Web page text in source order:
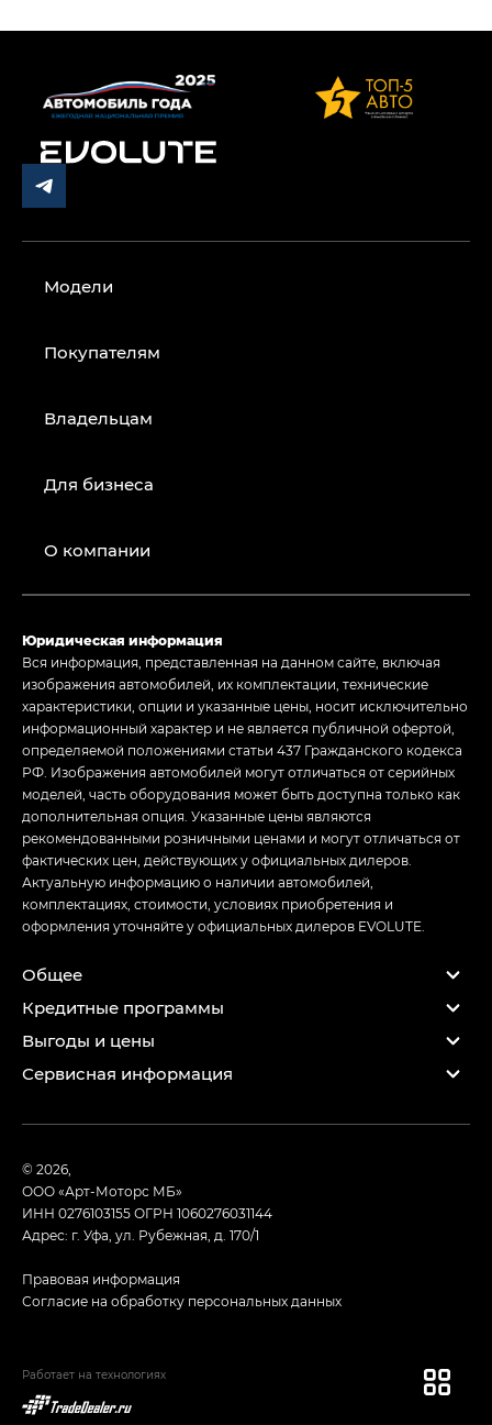
Модели
Покупателям
Владельцам
Для бизнеса
О компании
Юридическая информация
Вся информация, представленная на данном сайте, включая
изображения автомобилей, их комплектации, технические
характеристики, опции и указанные цены, носит исключительно
информационный характер и не является публичной офертой,
определяемой положениями статьи 437 Гражданского кодекса
РФ. Изображения автомобилей могут отличаться от серийных
моделей, часть оборудования может быть доступна только как
дополнительная опция. Указанные цены являются
рекомендованными розничными ценами и могут отличаться от
фактических цен, действующих у официальных дилеров.
Актуальную информацию о наличии автомобилей,
комплектациях, стоимости, условиях приобретения и
оформления уточняйте у официальных дилеров EVOLUTE.
Общее
Кредитные программы
Выгоды и цены
Сервисная информация
© 2026,
ООО «Арт-Моторс МБ»
ИНН 0276103155ОГРН 1060276031144
Адрес: г. Уфа, ул. Рубежная, д. 170/1
Правовая информация
Согласие на обработку персональных данных
Работает на технологиях